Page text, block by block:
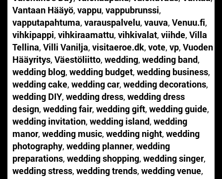
Vantaan Hääyö, vappu, vappubrunssi,
vapputapahtuma, varauspalvelu, vauva, Venuu.fi,
vihkipappi, vihkiraamattu, vihkivalat, viihde, Villa
Tellina, Villi Vanilja, visitaeroe.dk, vote, vp, Vuoden
Hääyritys, Väestöliitto, wedding, wedding band,
wedding blog, wedding budget, wedding business,
wedding cake, wedding car, wedding decorations,
wedding DIY, wedding dress, wedding dress
design, wedding fair, wedding gift, wedding guide,
wedding invitation, wedding island, wedding
manor, wedding music, wedding night, wedding
photography, wedding planner, wedding
preparations, wedding shopping, wedding singer,
wedding stress, wedding trends, wedding venue,